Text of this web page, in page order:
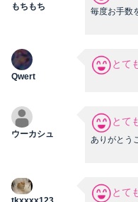
もちもち
毎度お手数
Qwert
とて
ウーカシュ
とて
ありがとう
とて